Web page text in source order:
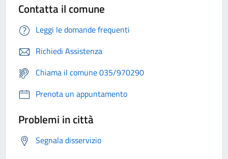
Contatta il comune
Leggi le domande frequenti
Richiedi Assistenza
Chiama il comune 035/970290
Prenota un appuntamento
Problemi in città
Segnala disservizio